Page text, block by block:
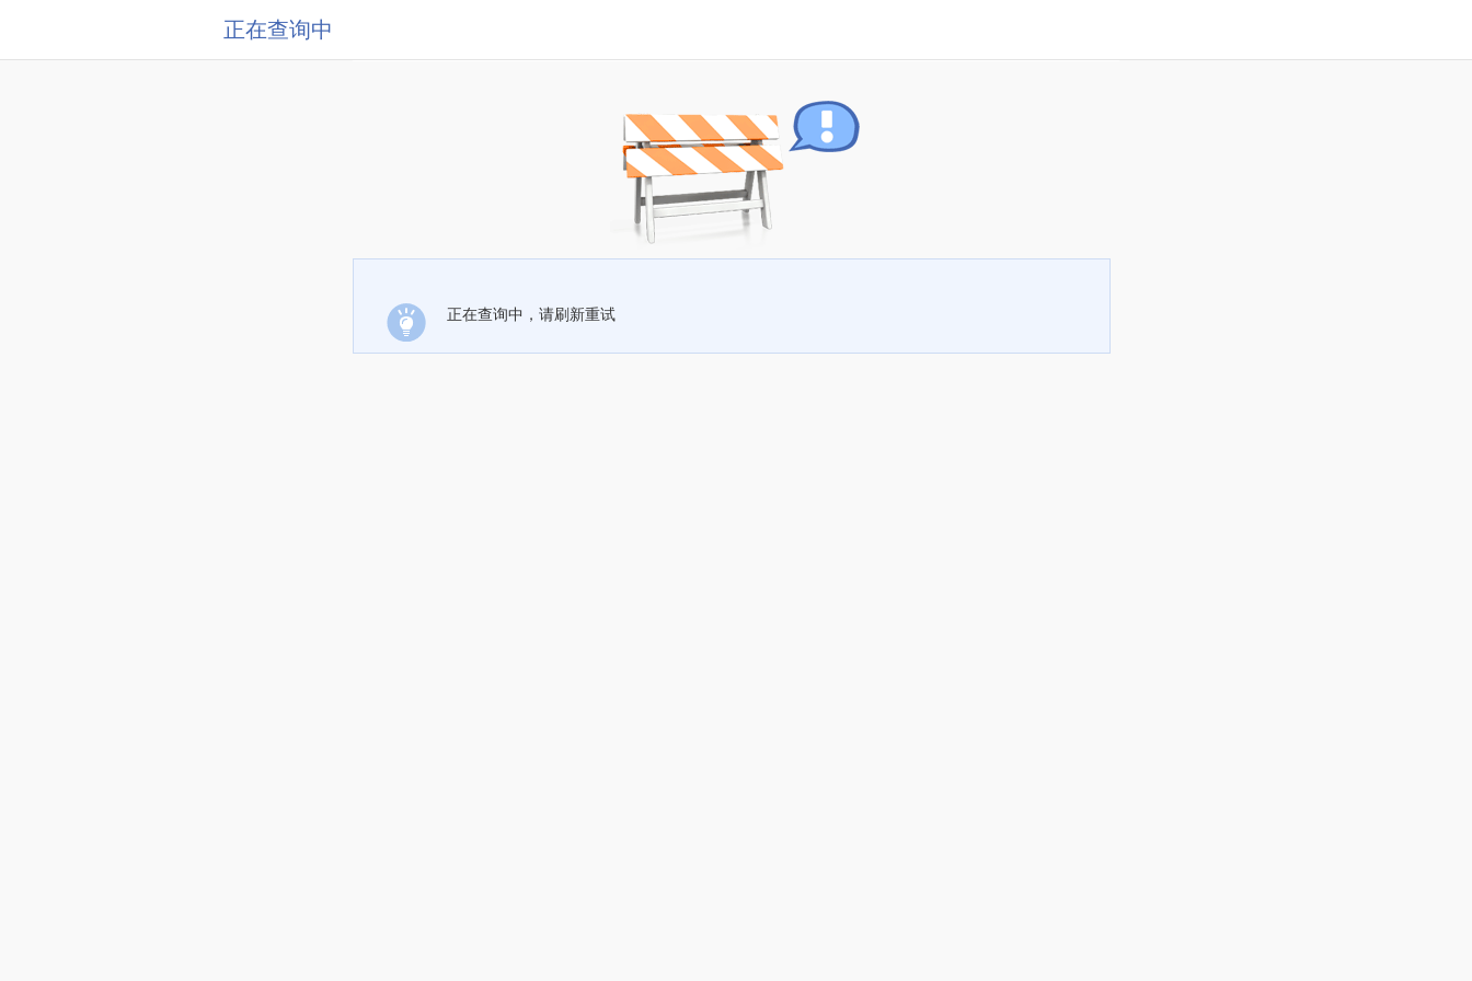
正在查询中
正在查询中，请刷新重试